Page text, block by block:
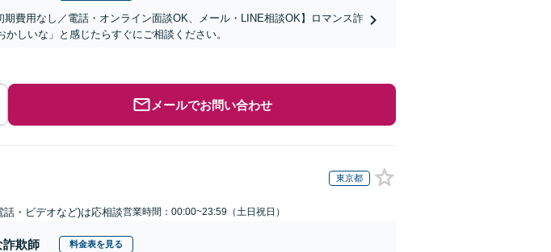
期費用なし／電話・オンライン面談OK、メール・LINE相談OK】ロマンス詐
しいな」と感じたらすぐにご相談ください。
メールでお問い合わせ
東京都
・ビデオなど)は応相談営業時間：00:00~23:59（土日祝日）
詐欺師 料金表を見る